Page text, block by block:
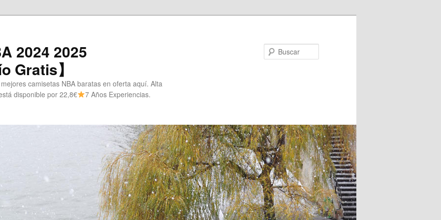
2024 2025
Gratis】
camisetas NBA baratas en oferta aquí. Alta
disponible por 22,8€
7 Años Experiencias.